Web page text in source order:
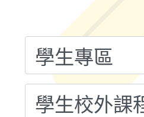
融平台-
115學年
計畫子計
小時認證
115年度
義教育推